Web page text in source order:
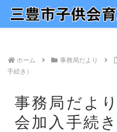
ホーム 事務局だより
手続き）
事務局だよ
会加入手続き